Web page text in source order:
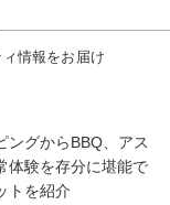
情報をお届け
ングからBBQ、アス
体験を存分に堪能で
トを紹介